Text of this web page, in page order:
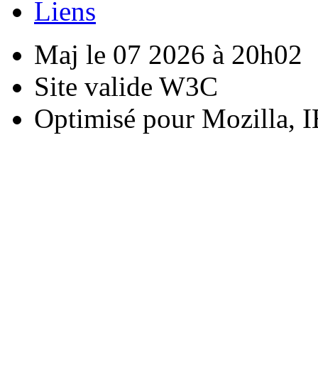
Liens
Maj le 07 2026 à 20h02
Site valide W3C
Optimisé pour Mozilla,